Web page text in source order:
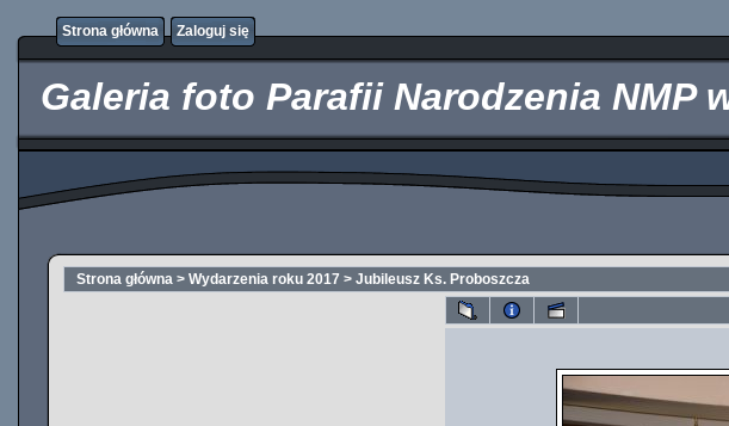
Strona główna
Zaloguj się
Galeria foto Parafii Narodzenia NMP
Strona główna > Wydarzenia roku 2017 > Jubileusz Ks. Proboszcza